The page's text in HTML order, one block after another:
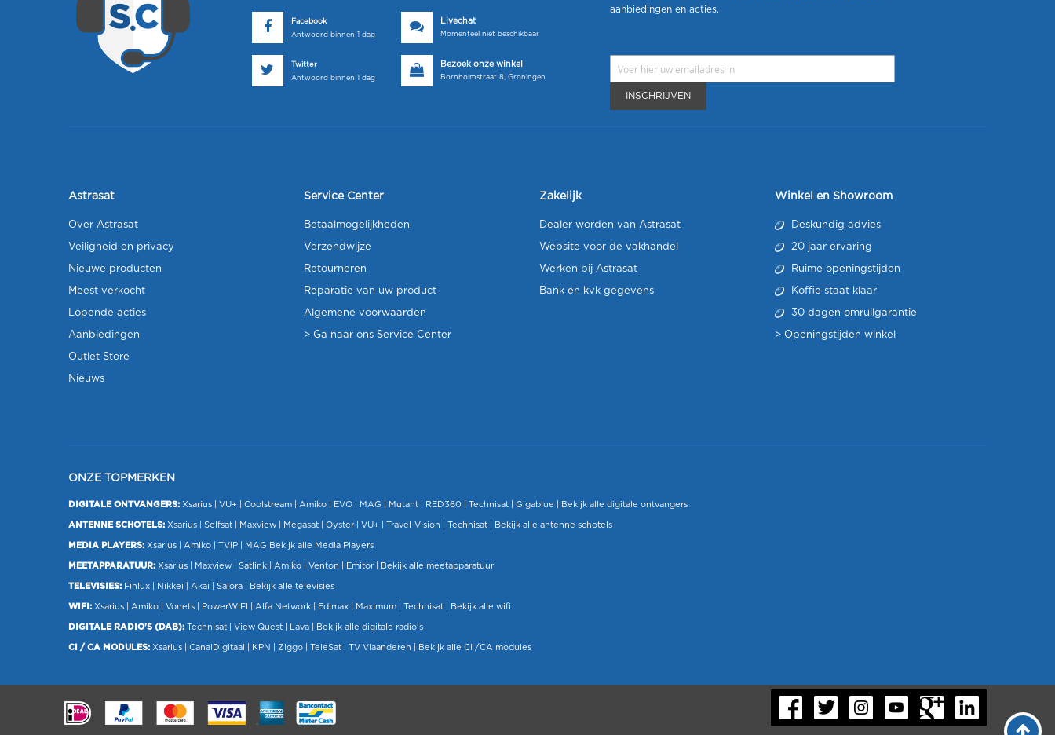
Facebook
Antwoord binnen 1 dag
Livechat
Momenteel niet beschikbaar
Twitter
Antwoord binnen 1 dag
Bezoek onze winkel
Bornholmstraat 8, Groningen
aanbiedingen en acties.
INSCHRIJVEN
Astrasat
Over Astrasat
Veiligheid en privacy
Nieuwe producten
Meest verkocht
Lopende acties
Aanbiedingen
Outlet Store
Nieuws
Service Center
Betaalmogelijkheden
Verzendwijze
Retourneren
Reparatie van uw product
Algemene voorwaarden
> Ga naar ons Service Center
Zakelijk
Dealer worden van Astrasat
Website voor de vakhandel
Werken bij Astrasat
Bank en kvk gegevens
Winkel en Showroom
Deskundig advies
20 jaar ervaring
Ruime openingstijden
Koffie staat klaar
30 dagen omruilgarantie
> Openingstijden winkel
ONZE TOPMERKEN
DIGITALE ONTVANGERS: Xsarius VU+ | Coolstream | Amiko EVO MAG Mutant | RED360 | Technisat Gigablue Bekijk alle digitale ontvangers
ANTENNE SCHOTELS: Xsarius Selfsat Maxview Megasat | Oyster | VU+ Travel-Vision Technisat Bekijk alle antenne schotels
MEDIA PLAYERS: Xsarius Amiko TVIP MAG Bekijk alle Media Players
MEETAPPARATUUR: Xsarius Maxview Satlink Amiko Venton Emitor Bekijk alle meetapparatuur
TELEVISIES: Finlux | Nikkei | Akai Salora Bekijk alle televisies
WIFI: Xsarius Amiko Vonets PowerWIFI Alfa Network Edimax | Maximum | Technisat Bekijk alle wifi
DIGITALE RADIO'S (DAB): Technisat View Quest Lava Bekijk alle digitale radio's
CI / CA MODULES: Xsarius CanalDigitaal KPN Ziggo TeleSat TV Vlaanderen Bekijk alle CI /CA modules
.